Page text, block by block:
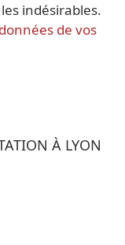
indésirables.
de vos
À LYON